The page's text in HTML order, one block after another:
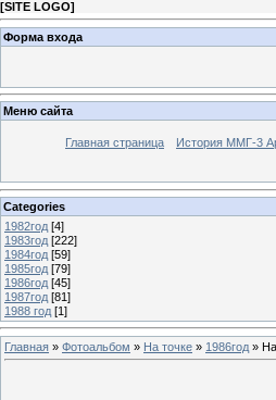
[SITE LOGO]
Форма входа
Меню сайта
Главная страница История ММГ-3
Categories
1982год [4]
1983год [222]
1984год [59]
1985год [79]
1986год [45]
1987год [81]
1988 год [1]
Главная » Фотоальбом » На точке » 1986год »